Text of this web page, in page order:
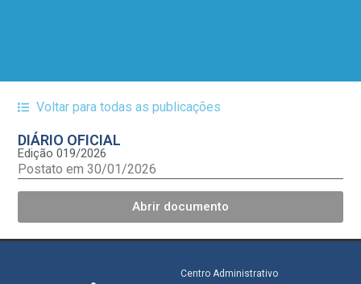
Voltar para todas as publicações
DIÁRIO OFICIAL
Edição 019/2026
Postato em 30/01/2026
Abrir documento
Centro Administrativo